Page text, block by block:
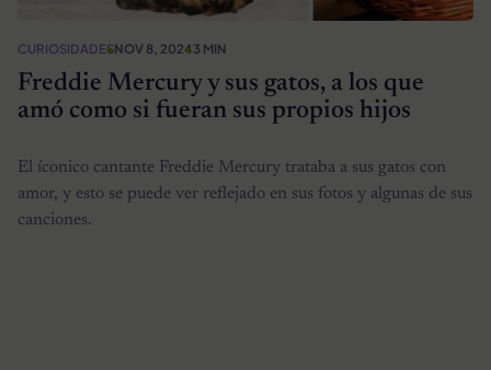
CURIOSIDADESNOV 8, 20243 MIN
Freddie Mercury y sus gatos, a los que
amó como si fueran sus propios hijos
El íconico cantante Freddie Mercury trataba a sus gatos con
amor, y esto se puede ver reflejado en sus fotos y algunas de sus
canciones.